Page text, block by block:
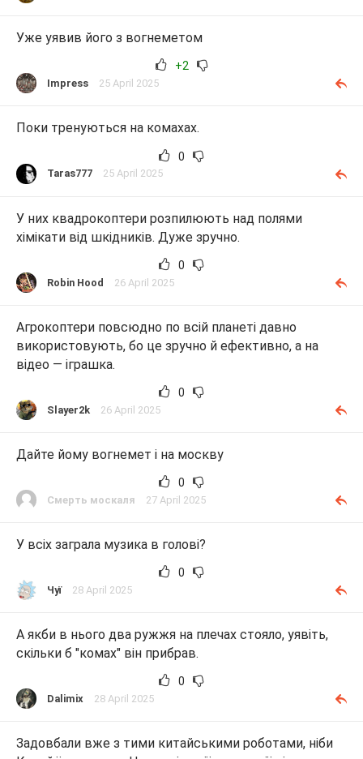
Уже уявив його з вогнеметом
+2
Impress 25 April 2025
Поки тренуються на комахах.
0
Taras777 25 April 2025
У них квадрокоптери розпилюють над полями
хімікати від шкідників. Дуже зручно.
0
Robin Hood 26 April 2025
Агрокоптери повсюдно по всій планеті давно
використовують, бо це зручно й ефективно, а на
відео — іграшка.
0
Slayer2k 26 April 2025
Дайте йому вогнемет і на москву
0
Смерть москаля 27 April 2025
У всіх заграла музика в голові?
0
Чуї 28 April 2025
А якби в нього два ружжя на плечах стояло, уявіть,
скільки б "комах" він прибрав.
0
Dalimix 28 April 2025
Задовбали вже з тими китайськими роботами, ніби